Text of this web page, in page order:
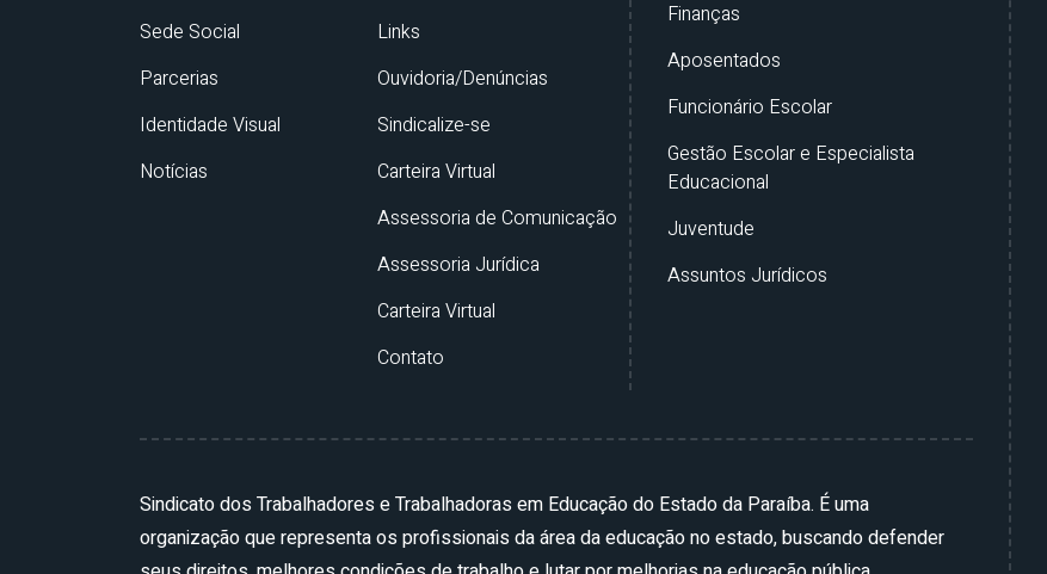
Sede Social
Parcerias
Identidade Visual
Notícias
Links
Ouvidoria/Denúncias
Sindicalize-se
Carteira Virtual
Assessoria de Comunicação
Assessoria Jurídica
Carteira Virtual
Contato
Finanças
Aposentados
Funcionário Escolar
Gestão Escolar e Especialista
Educacional
Juventude
Assuntos Jurídicos
Sindicato dos Trabalhadores e Trabalhadoras em Educação do Estado da Paraíba. É uma
organização que representa os profissionais da área da educação no estado, buscando defender